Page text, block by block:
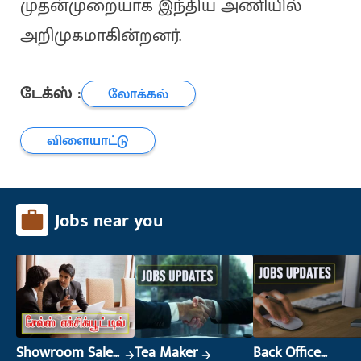
முதன்முறையாக இந்திய அணியில்
அறிமுகமாகின்றனர்.
டேக்ஸ் :
லோக்கல்
விளையாட்டு
Jobs near you
Showroom Sales Tea Maker Back Office